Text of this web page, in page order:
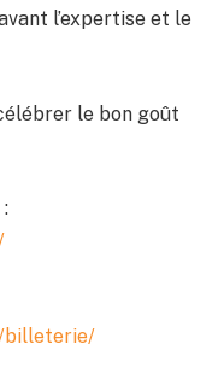
l’expertise et le
le bon goût
billeterie/